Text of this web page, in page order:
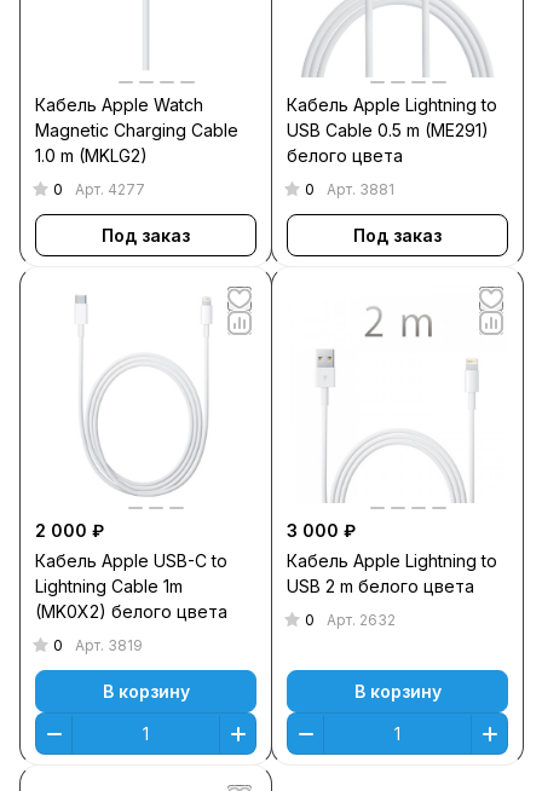
Кабель Apple Watch
Magnetic Charging Cable
1.0 m (MKLG2)
0 Арт. 4277
Под заказ
Кабель Apple Lightning to
USB Cable 0.5 m (ME291)
белого цвета
0 Арт. 3881
Под заказ
2 000 ₽
Кабель Apple USB-C to
Lightning Cable 1m
(MK0X2) белого цвета
0 Арт. 3819
В корзину
3 000 ₽
Кабель Apple Lightning to
USB 2 m белого цвета
0 Арт. 2632
В корзину